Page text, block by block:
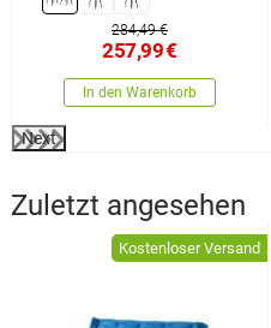
284,49 €
257,99€
In den Warenkorb
Next
Zuletzt angesehen
Kostenloser Versand